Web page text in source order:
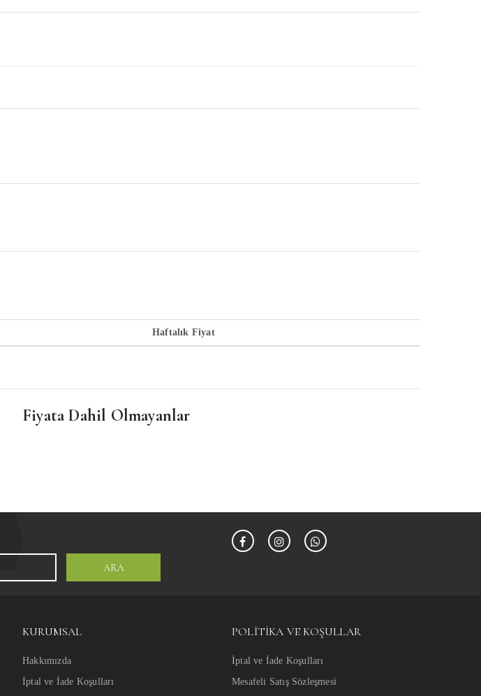
Haftalık Fiyat
Fiyata Dahil Olmayanlar
ARA
KURUMSAL
Hakkımızda
İptal ve İade Koşulları
POLITIKA VE KOŞULLAR
İptal ve İade Koşulları
Mesafeli Satış Sözleşmesi